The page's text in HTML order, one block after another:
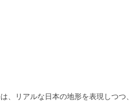
リアルな日本の地形を表現しつつ、